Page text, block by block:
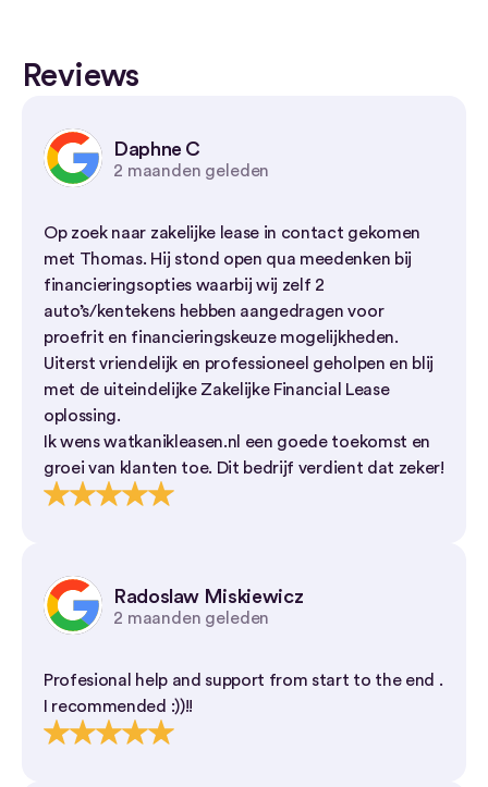
Reviews
Daphne C
2 maanden geleden
Op zoek naar zakelijke lease in contact gekomen
met Thomas. Hij stond open qua meedenken bij
financieringsopties waarbij wij zelf 2
auto’s/kentekens hebben aangedragen voor
proefrit en financieringskeuze mogelijkheden.
Uiterst vriendelijk en professioneel geholpen en blij
met de uiteindelijke Zakelijke Financial Lease
oplossing.
Ik wens watkanikleasen.nl een goede toekomst en
groei van klanten toe. Dit bedrijf verdient dat zeker!
Radoslaw Miskiewicz
2 maanden geleden
Profesional help and support from start to the end .
I recommended :))!!